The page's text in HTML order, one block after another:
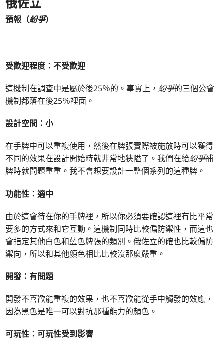
俄佐立
預報（紛爭）
受歡迎程度：不受歡迎
這機制在調查中是屬於後25％的。事實上， 紛爭的三個公會
機制都落在後25％裡面。
設計空間：小
在手牌中可以重複使用，然後在牌張實際被施放時可以獲得
不同的效果在設計開始時就非常地狹隘了。我們在給紛爭補
牌時就問題重重。我不會想要設計一整個系列的這種牌。
功能性：適中
由於這會待在你的手牌裡，所以你必須要確認這裡有比平常
要多的方式來和它互動。這機制同時比較偏防禦性，而這也
會指定其他白色和藍色牌張的類別。俄佐立的確也比較偏防
禦向，所以和其他顏色相比比較沒那麼嚴重。
開發：有問題
開發不喜歡能重複的效果，也不喜歡能從手中觸發的效應，
因為黑色是唯一可以對抗那種能力的顏色。
可玩性：可玩性受到影響